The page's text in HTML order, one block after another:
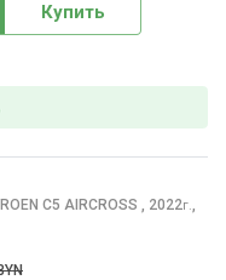
Купить
C5 AIRCROSS , 2022г.